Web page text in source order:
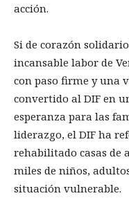
acción.
Si de corazón
incansable labor de
con paso firme y una
convertido al DIF en
esperanza para las
liderazgo, el DIF ha
rehabilitado casas de
miles de niños,
situación vulnerable.